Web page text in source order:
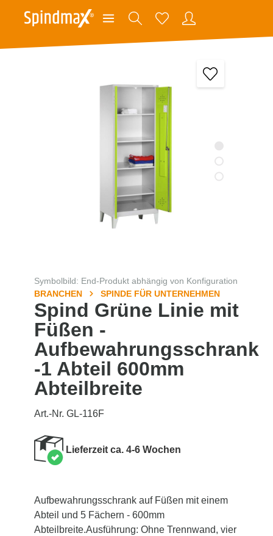
Symbolbild: End-Produkt abhängig von Konfiguration
BRANCHEN
SPINDE FÜR UNTERNEHMEN
Spind Grüne Linie mit
Füßen -
Aufbewahrungsschrank
-1 Abteil 600mm
Abteilbreite
Art.-Nr. GL-116F
Lieferzeit ca. 4-6 Wochen
Aufbewahrungsschrank auf Füßen mit einem
Abteil und 5 Fächern - 600mm
Abteilbreite.Ausführung: Ohne Trennwand, vier